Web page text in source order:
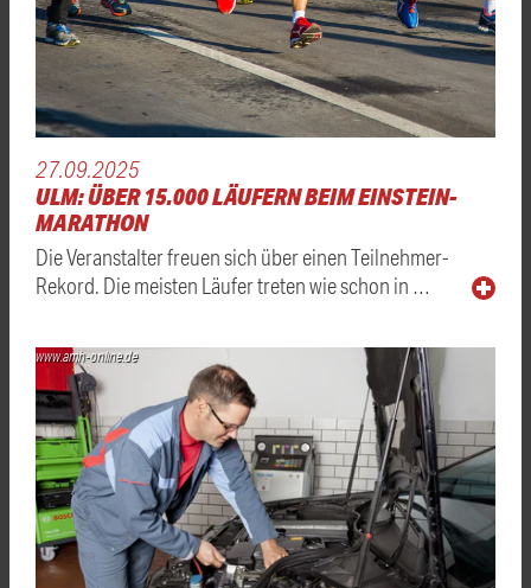
27.09.2025
ULM: ÜBER 15.000 LÄUFERN BEIM EINSTEIN-
MARATHON
Die Veranstalter freuen sich über einen Teilnehmer-
Rekord. Die meisten Läufer treten wie schon in …
www.amh-online.de